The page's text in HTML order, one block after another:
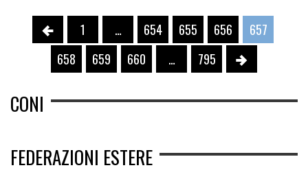
1 … 654 655 656
657
658
659 660 … 795
CONI
FEDERAZIONI ESTERE